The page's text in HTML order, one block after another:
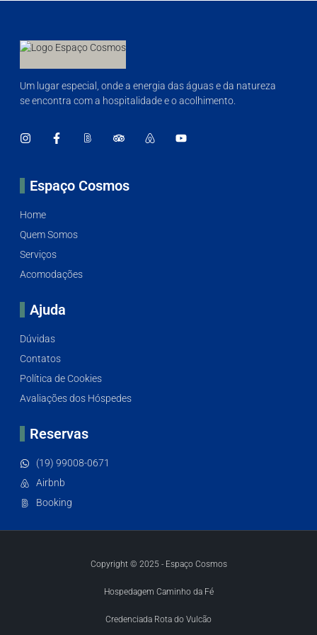
Um lugar especial, onde a energia das águas e da natureza
se encontra com a hospitalidade e o acolhimento.
Espaço Cosmos
Home
Quem Somos
Serviços
Acomodações
Ajuda
Dúvidas
Contatos
Política de Cookies
Avaliações dos Hóspedes
Reservas
(19) 99008-0671
Airbnb
Booking
Copyright © 2025 - Espaço Cosmos
Hospedagem Caminho da Fé
Credenciada Rota do Vulcão